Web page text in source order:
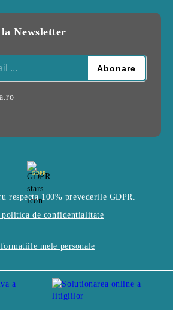
Newsletter
GDPR
respecta 100% prevederile GDPR.
politica de confidentialitate
mele personale